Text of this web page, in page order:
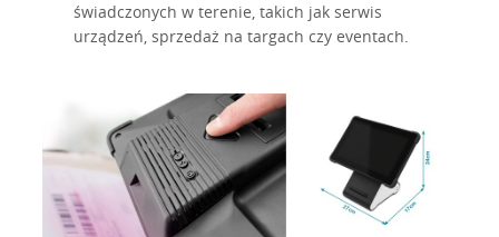
świadczonych w terenie, takich jak serwis
urządzeń, sprzedaż na targach czy eventach.